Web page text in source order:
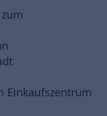
Einkaufszentrum